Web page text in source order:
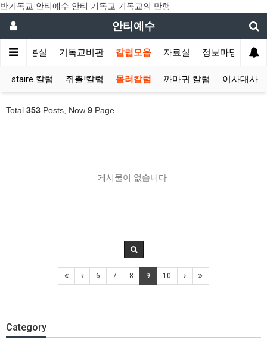
반기독교 안티예수 안티 기독교 기독교의 만행
안티예수
토론실 기독교비판 칼럼모음 자료실 정보마당
staire 칼럼 쥐뿔!칼럼 몰러칼럼 까마귀 칼럼 이사대사
Total 353 Posts, Now 9 Page
게시물이 없습니다.
6 7 8 9 10
Category